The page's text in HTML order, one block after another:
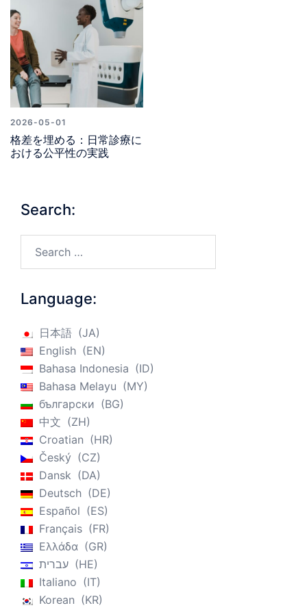
2026-05-01
格差を埋める：日常診療に
おける公平性の実践
Search:
Language:
日本語
JA
English
EN
Bahasa Indonesia
ID
Bahasa Melayu
MY
български
BG
中文
ZH
Croatian
HR
Český
CZ
Dansk
DA
Deutsch
DE
Español
ES
Français
FR
Ελλάδα
GR
עברית
HE
Italiano
IT
Korean
KR